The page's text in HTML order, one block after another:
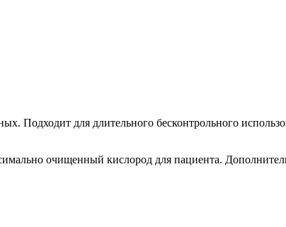
Подходит для длительного бесконтрольного
очищенный кислород для пациента.